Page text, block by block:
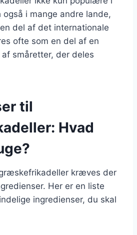
i mange andre lande,
del af det internationale
ofte som en del af en
småretter, der deles
til
Hvad
kræves der
Her er en liste
ingredienser, du skal